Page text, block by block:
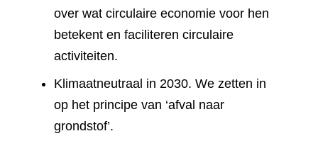
over wat circulaire economie voor hen
betekent en faciliteren circulaire
activiteiten.
Klimaatneutraal in 2030. We zetten in
op het principe van ‘afval naar
grondstof’.